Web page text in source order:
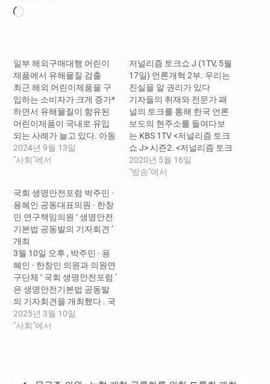
로
일부 해외구매대행 어린이
제품에서 유해물질 검출
최근 해외 어린이제품을 구
입하는 소비자가 크게 증가*
하면서 유해물질이 함유된
어린이제품이 국내로 유입
되는 사례가 늘고 있다. 아동
·유아용품의 해외직접구매
액은 2024년 상반기 약 664
국소비자원(원장 윤수현)이
국내 온라인 플랫폼에서 판
매되는 해외구매대행 어린
이제품 27개*를 대상으로 안
전성을 조사한 결과, 일부 제
품에서 가습기 살균제 성분
(CMIT, MIT), 프탈레이트계
가소제, 중금속(카드뮴, 납)
등의…
2024년 9월 13일
"사회"에서
저널리즘 토크쇼 J (1TV, 5월
17일) 언론개혁 2부. 우리는
진실을 알 권리가 있다
기자들의 취재와 전문가 패
널의 토크를 통해 한국 언론
보도의 현주소를 들여다보
는 KBS 1TV <저널리즘 토크
쇼 J> 시즌2. <저널리즘 토크
쇼 J>는 2주에 걸쳐 현재 우
리 사회의 가장 큰 화두 중 하
2020년 5월 16일
"방송"에서
국회 생명안전포럼 박주민 ·
용혜인 공동대표의원 · 한창
민 연구책임의원 ‘ 생명안전
기본법 공동발의 기자회견 ’
개최
3월 10일 오후 , 박주민 · 용
혜인 · 한창민 의원과 의원연
구단체 ‘ 국회 생명안전포럼 ’
은 생명안전기본법 공동발
의 기자회견을 개최했다 . 국
회 생명안전포럼 공동대표
박주민 의원은 “ 안타깝게도
2025년 3월 10일
"사회"에서
글